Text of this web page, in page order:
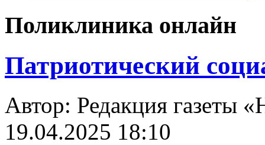
Поликлиника онлайн
Патриотический
Автор: Редакция газеты
19.04.2025 18:10